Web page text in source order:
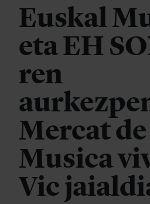
Euskal
eta EH
ren
Mercat
Musica
Vic